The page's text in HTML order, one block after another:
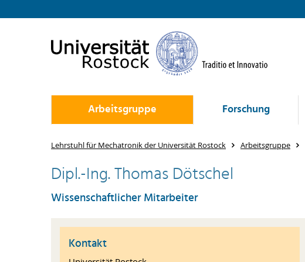
Arbeitsgruppe Forschung
Lehrstuhl für Mechatronik der Universität Rostock Arbeitsgruppe
Dipl.-Ing. Thomas Dötschel
Wissenschaftlicher Mitarbeiter
Kontakt